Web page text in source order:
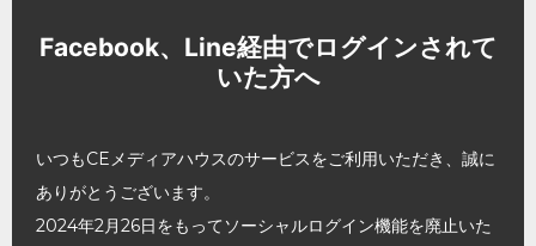
Facebook、Line経由でログインされて
いた方へ
いつもCEメディアハウスのサービスをご利用いただき、誠に
ありがとうございます。
2024年2月26日をもってソーシャルログイン機能を廃止いた